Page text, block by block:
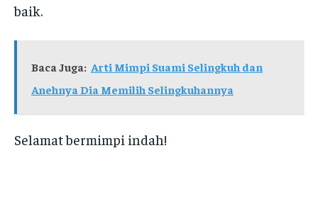
baik.
Baca Juga: Arti Mimpi Suami Selingkuh dan
Anehnya Dia Memilih Selingkuhannya
Selamat bermimpi indah!